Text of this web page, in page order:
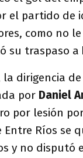
el partido de
como no
su traspaso a
dirigencia
por Daniel
por lesión
Ríos se
y no disputó